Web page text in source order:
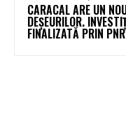
CARACAL ARE UN
DEȘEURILOR.
FINALIZATĂ PRIN